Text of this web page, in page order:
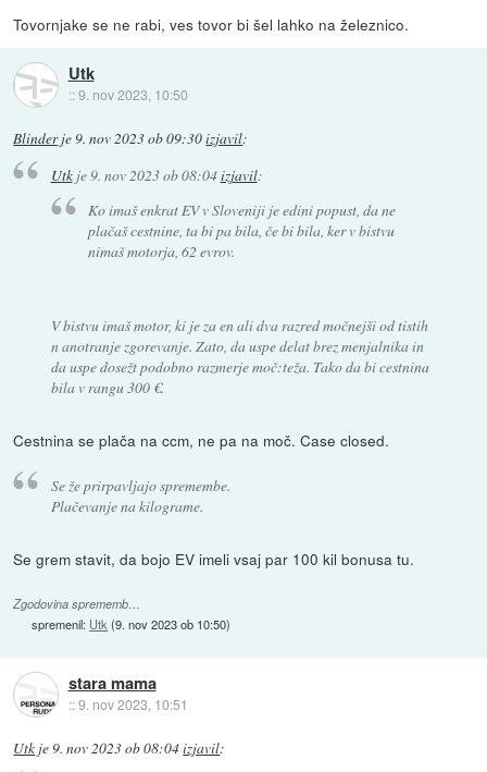
Tovornjake se ne rabi, ves tovor bi šel lahko na železnico.
Utk
::9. nov 2023, 10:50
Blinderje9. nov 2023 ob 09:30izjavil:
Utkje 9. nov 2023 ob 08:04izjavil:
Ko imaš enkrat EV v Sloveniji je edini popust, da ne
plačaš cestnine, ta bi pa bila, če bi bila, ker v bistvu
nimaš motorja, 62 evrov.
V bistvu imaš motor, ki je za en ali dva razred močnejši od tistih
n anotranje zgorevanje. Zato, da uspe delat brez menjalnika in
da uspe dosežt podobno razmerje moč:teža. Tako da bi cestnina
bila v rangu 300 €.
Cestnina se plača na ccm, ne pa na moč. Case closed.
Se že prirpavljajo spremembe.
Plačevanje na kilograme.
Se grem stavit, da bojo EV imeli vsaj par 100 kil bonusa tu.
Zgodovina sprememb…
spremenil: Utk (9. nov 2023 ob 10:50)
stara mama
::9. nov 2023, 10:51
Utk je9. nov 2023 ob 08:04izjavil: